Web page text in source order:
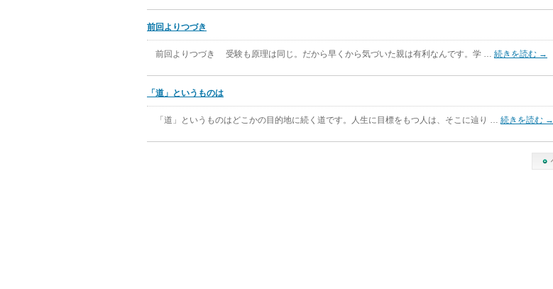
前回よりつづき
前回よりつづき 受験も原理は同じ。だから早くから気づいた親は有利なんです。学 … 続きを読む →
「道」というものは
「道」というものはどこかの目的地に続く道です。人生に目標をもつ人は、そこに辿り … 続きを読む →